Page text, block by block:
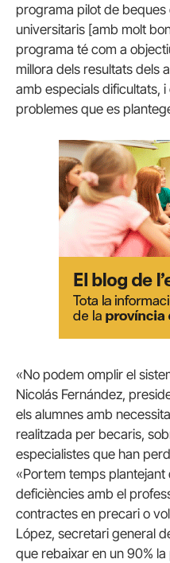
programa pilot de
universitaris [amb molt
programa té com a
millora dels resultats dels
amb especials dificultats,
problemes que es
«No podem omplir el
Nicolás Fernández,
els alumnes amb
realitzada per becaris,
especialistes que han
«Portem temps
deficiències amb el
contractes en precari o
López, secretari general
que rebaixar en un 90%